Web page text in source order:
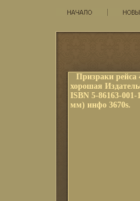
Призраки рейса
хорошая
ISBN 5-86163-
мм) инфо 3670s.